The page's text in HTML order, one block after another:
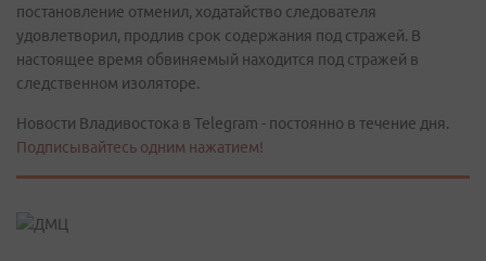
постановление отменил, ходатайство следователя
удовлетворил, продлив срок содержания под стражей. В
настоящее время обвиняемый находится под стражей в
следственном изоляторе.
Новости Владивостока в Telegram - постоянно в течение дня.
Подписывайтесь одним нажатием!